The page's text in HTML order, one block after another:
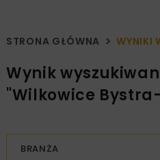
STRONA GŁÓWNA WYNIKI
Wynik
"Wilkowice
BRANŻA